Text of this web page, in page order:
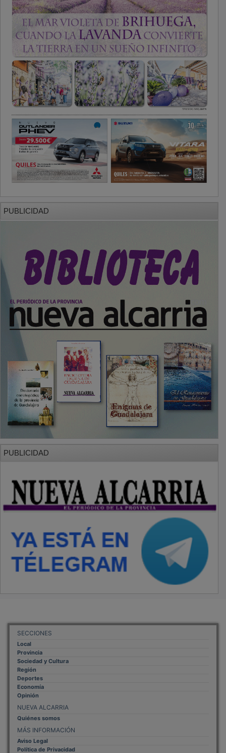
PUBLICIDAD
PUBLICIDAD
SECCIONES
Local
Provincia
Sociedad y Cultura
Región
Deportes
Economía
Opinión
NUEVA ALCARRIA
Quiénes somos
MÁS INFORMACIÓN
Aviso Legal
Política de Privacidad